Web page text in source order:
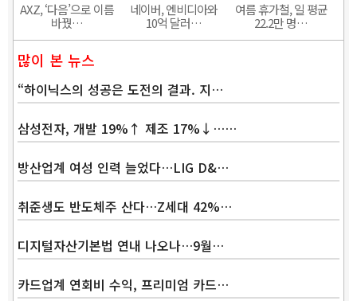
AXZ, ‘다음’으로 이름
바꿨…
네이버, 엔비디아와
10억 달러…
여름 휴가철, 일 평균
22.2만 명…
많이 본 뉴스
“하이닉스의 성공은 도전의 결과. 지…
삼성전자, 개발 19%↑ 제조 17%↓……
방산업계 여성 인력 늘었다…LIG D&…
취준생도 반도체주 산다…Z세대 42%…
디지털자산기본법 연내 나오나…9월…
카드업계 연회비 수익, 프리미엄 카드…